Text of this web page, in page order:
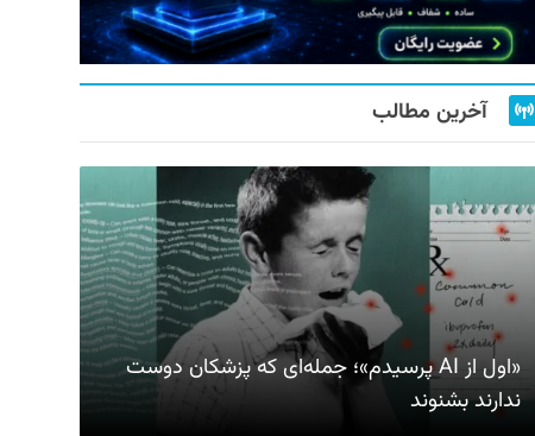
آخرین مطالب
«اول از AI پرسیدم»؛ جمله‌ای که پزشکان دوست
ندارند بشنوند